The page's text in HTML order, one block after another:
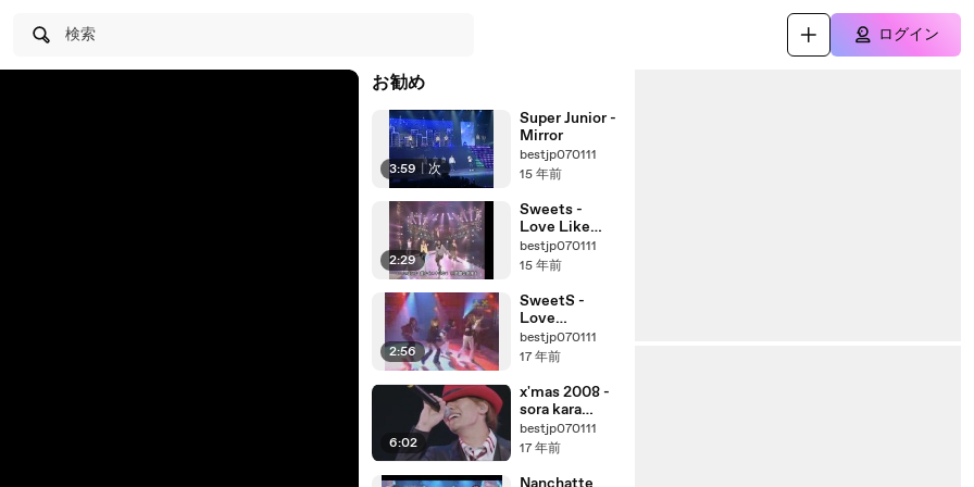
検索 ログイン
お勧め
3:59 | 次
Super Junior -
Mirror
bestjp070111
15 年前
2:29
Sweets -
Love Like
Candy Floss
(Pop Jam)
bestjp070111
15 年前
2:56
SweetS -
Love
Raspberry
Juice (AX-
bestjp070111
17 年前
6:02
x'mas 2008 -
sora kara
oritekita
shiroi hoshi
bestjp070111
17 年前